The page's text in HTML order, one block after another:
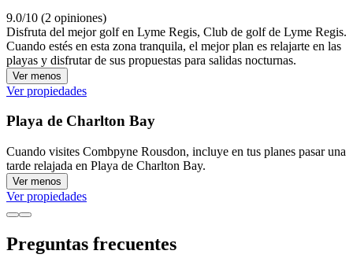
9.0/10 (2 opiniones)
Disfruta del mejor golf en Lyme Regis, Club de golf de Lyme Regis.
Cuando estés en esta zona tranquila, el mejor plan es relajarte en las
playas y disfrutar de sus propuestas para salidas nocturnas.
Ver menos
Ver propiedades
Playa de Charlton Bay
Cuando visites Combpyne Rousdon, incluye en tus planes pasar una
tarde relajada en Playa de Charlton Bay.
Ver menos
Ver propiedades
Preguntas frecuentes